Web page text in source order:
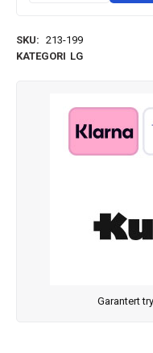
SKU: 213-199
KATEGORI LG
Garantert